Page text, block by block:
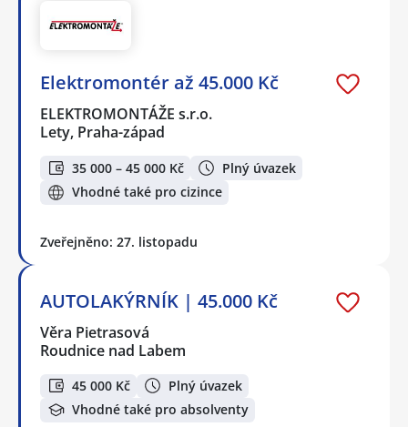
Elektromontér až 45.000 Kč
ELEKTROMONTÁŽE s.r.o.
Lety, Praha-západ
35 000 – 45 000 Kč
Plný úvazek
Vhodné také pro cizince
Zveřejněno: 27. listopadu
AUTOLAKÝRNÍK | 45.000 Kč
Věra Pietrasová
Roudnice nad Labem
45 000 Kč
Plný úvazek
Vhodné také pro absolventy